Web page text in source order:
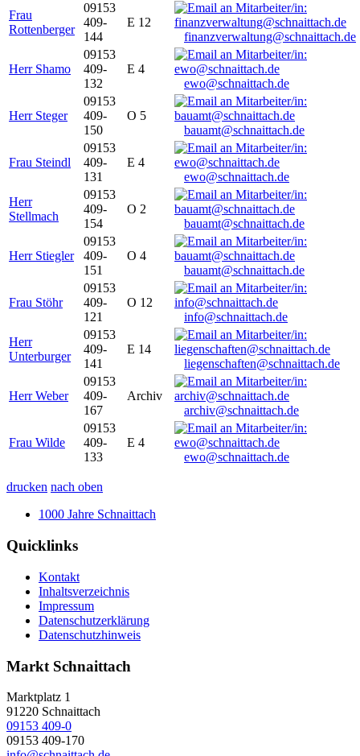
Frau
Rottenberger
09153
409-
144
E 12
finanzverwaltung@schnaittach.de
Herr Shamo
09153
409-
132
E 4
ewo@schnaittach.de
Herr Steger
09153
409-
150
O 5
bauamt@schnaittach.de
Frau Steindl
09153
409-
131
E 4
ewo@schnaittach.de
Herr
Stellmach
09153
409-
154
O 2
bauamt@schnaittach.de
Herr Stiegler
09153
409-
151
O 4
bauamt@schnaittach.de
Frau Stöhr
09153
409-
121
O 12
info@schnaittach.de
Herr
Unterburger
09153
409-
141
E 14
liegenschaften@schnaittach.de
Herr Weber
09153
409-
167
Archiv
archiv@schnaittach.de
Frau Wilde
09153
409-
133
E 4
ewo@schnaittach.de
drucken nach oben
1000 Jahre Schnaittach
Quicklinks
Kontakt
Inhaltsverzeichnis
Impressum
Datenschutzerklärung
Datenschutzhinweis
Markt Schnaittach
Marktplatz 1
91220 Schnaittach
09153 409-0
09153 409-170